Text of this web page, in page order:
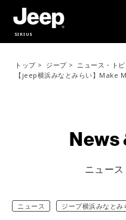
SIRIUS
トップ ジープ
ニュース・ト
【jeep横浜みなとみらい】Make
News
ニュー
ニュース ジープ横浜みなとみ